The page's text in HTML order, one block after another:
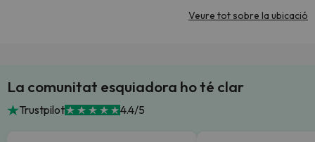
Veure tot sobre la ubicació
La comunitat esquiadora ho té clar
Trustpilot 4.4/5